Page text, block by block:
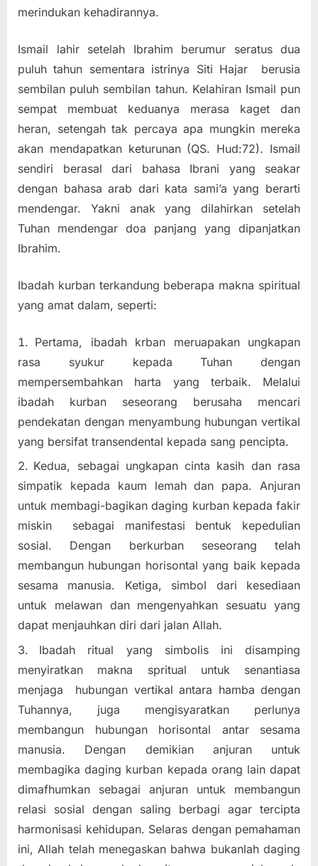
merindukan kehadirannya.
Ismail lahir setelah Ibrahim berumur seratus dua
puluh tahun sementara istrinya Siti Hajar berusia
sembilan puluh sembilan tahun. Kelahiran Ismail pun
sempat membuat keduanya merasa kaget dan
heran, setengah tak percaya apa mungkin mereka
akan mendapatkan keturunan (QS. Hud:72). Ismail
sendiri berasal dari bahasa Ibrani yang seakar
dengan bahasa arab dari kata sami’a yang berarti
mendengar. Yakni anak yang dilahirkan setelah
Tuhan mendengar doa panjang yang dipanjatkan
Ibrahim.
Ibadah kurban terkandung beberapa makna spiritual
yang amat dalam, seperti:
Pertama, ibadah krban meruapakan ungkapan
rasa syukur kepada Tuhan dengan
mempersembahkan harta yang terbaik. Melalui
ibadah kurban seseorang berusaha mencari
pendekatan dengan menyambung hubungan vertikal
yang bersifat transendental kepada sang pencipta.
Kedua, sebagai ungkapan cinta kasih dan rasa
simpatik kepada kaum lemah dan papa. Anjuran
untuk membagi-bagikan daging kurban kepada fakir
miskin sebagai manifestasi bentuk kepedulian
sosial. Dengan berkurban seseorang telah
membangun hubungan horisontal yang baik kepada
sesama manusia. Ketiga, simbol dari kesediaan
untuk melawan dan mengenyahkan sesuatu yang
dapat menjauhkan diri dari jalan Allah.
Ibadah ritual yang simbolis ini disamping
menyiratkan makna spritual untuk senantiasa
menjaga hubungan vertikal antara hamba dengan
Tuhannya, juga mengisyaratkan perlunya
membangun hubungan horisontal antar sesama
manusia. Dengan demikian anjuran untuk
membagika daging kurban kepada orang lain dapat
dimafhumkan sebagai anjuran untuk membangun
relasi sosial dengan saling berbagi agar tercipta
harmonisasi kehidupan. Selaras dengan pemahaman
ini, Allah telah menegaskan bahwa bukanlah daging